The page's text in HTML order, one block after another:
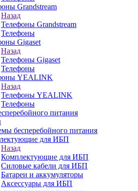
Grandstream
Назад
Телефоны Grandstream
Телефоны
Gigaset
Назад
Телефоны Gigaset
Телефоны
YEALINK
Назад
Телефоны YEALINK
Телефоны
питания
бесперебойного питания
для ИБП
Назад
Комплектующие для ИБП
Силовые кабели для ИБП
Батареи и аккумуляторы
Аксессуары для ИБП